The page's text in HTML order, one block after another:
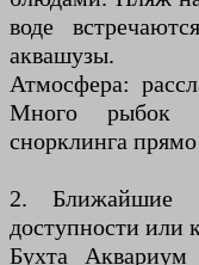
воде
аквашузы.
Атмосфера:
Много рыбок
снорклинга прямо
2.
доступности или
Бухта